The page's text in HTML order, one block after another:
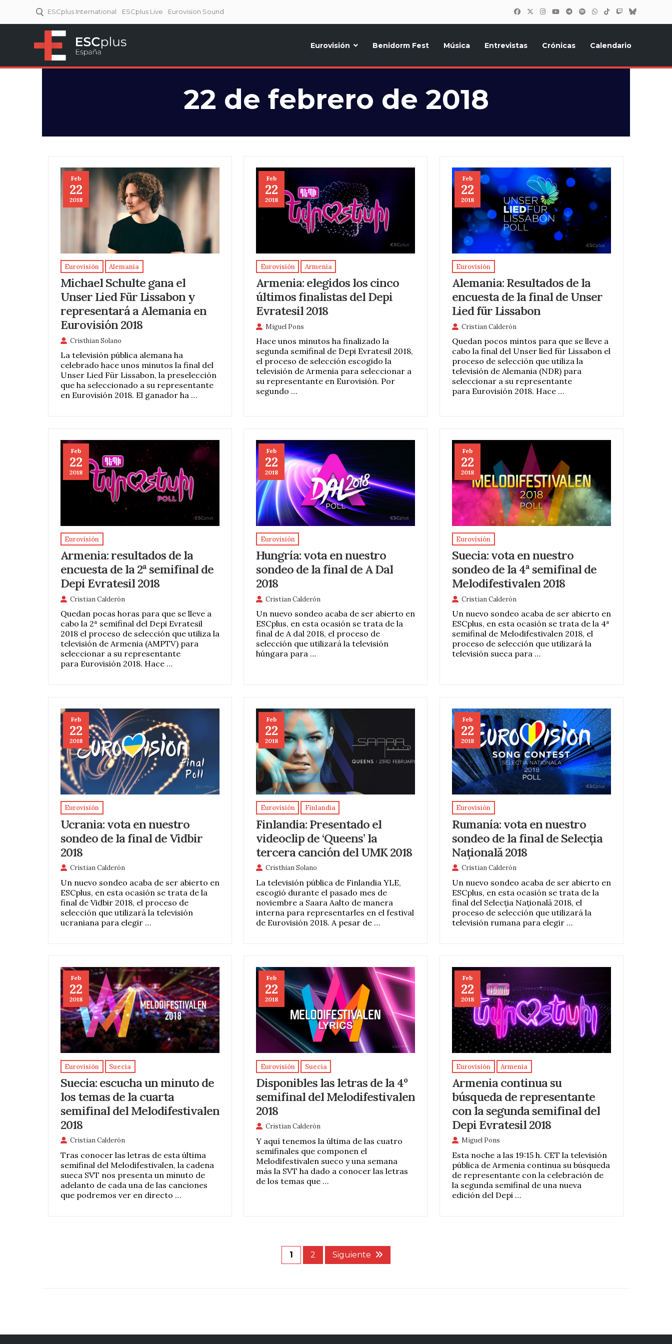
ESCplus International ESCplus Live Eurovision Sound
Eurovisión Benidorm Fest Música Entrevistas Crónicas Calendario
22 de febrero de 2018
Feb
22
2018
Eurovisión Alemania
Michael Schulte gana el
Unser Lied Für Lissabon y
representará a Alemania en
Eurovisión 2018
Cristhian Solano
La televisión pública alemana ha
celebrado hace unos minutos la final del
Unser Lied Für Lissabon, la preselección
que ha seleccionado a su representante
en Eurovisión 2018. El ganador ha …
Feb
22
2018
Eurovisión Armenia
Armenia: elegidos los cinco
últimos finalistas del Depi
Evratesil 2018
Miguel Pons
Hace unos minutos ha finalizado la
segunda semifinal de Depi Evratesil 2018,
el proceso de selección escogido la
televisión de Armenia para seleccionar a
su representante en Eurovisión. Por
segundo …
Feb
22
2018
Eurovisión
Alemania: Resultados de la
encuesta de la final de Unser
Lied für Lissabon
Cristian Calderón
Quedan pocos mintos para que se lleve a
cabo la final del Unser lied für Lissabon el
proceso de selección que utiliza la
televisión de Alemania (NDR) para
seleccionar a su representante
para Eurovisión 2018. Hace …
Feb
22
2018
Eurovisión
Armenia: resultados de la
encuesta de la 2ª semifinal de
Depi Evratesil 2018
Cristian Calderón
Quedan pocas horas para que se lleve a
cabo la 2ª semifinal del Depi Evratesil
2018 el proceso de selección que utiliza la
televisión de Armenia (AMPTV) para
seleccionar a su representante
para Eurovisión 2018. Hace …
Feb
22
2018
Eurovisión
Hungría: vota en nuestro
sondeo de la final de A Dal
2018
Cristian Calderón
Un nuevo sondeo acaba de ser abierto en
ESCplus, en esta ocasión se trata de la
final de A dal 2018, el proceso de
selección que utilizará la televisión
húngara para …
Feb
22
2018
Eurovisión
Suecia: vota en nuestro
sondeo de la 4ª semifinal de
Melodifestivalen 2018
Cristian Calderón
Un nuevo sondeo acaba de ser abierto en
ESCplus, en esta ocasión se trata de la 4ª
semifinal de Melodifestivalen 2018, el
proceso de selección que utilizará la
televisión sueca para …
Feb
22
2018
Eurovisión
Ucrania: vota en nuestro
sondeo de la final de Vidbir
2018
Cristian Calderón
Un nuevo sondeo acaba de ser abierto en
ESCplus, en esta ocasión se trata de la
final de Vidbir 2018, el proceso de
selección que utilizará la televisión
ucraniana para elegir …
Feb
22
2018
Eurovisión Finlandia
Finlandia: Presentado el
videoclip de ‘Queens’ la
tercera canción del UMK 2018
Cristhian Solano
La televisión pública de Finlandia YLE,
escogió durante el pasado mes de
noviembre a Saara Aalto de manera
interna para representarles en el festival
de Eurovisión 2018. A pesar de …
Feb
22
2018
Eurovisión
Rumanía: vota en nuestro
sondeo de la final de Selecția
Națională 2018
Cristian Calderón
Un nuevo sondeo acaba de ser abierto en
ESCplus, en esta ocasión se trata de la
final del Selecția Națională 2018, el
proceso de selección que utilizará la
televisión rumana para elegir …
Feb
22
2018
Eurovisión Suecia
Suecia: escucha un minuto de
los temas de la cuarta
semifinal del Melodifestivalen
2018
Cristian Calderón
Tras conocer las letras de esta última
semifinal del Melodifestivalen, la cadena
sueca SVT nos presenta un minuto de
adelanto de cada una de las canciones
que podremos ver en directo …
Feb
22
2018
Eurovisión Suecia
Disponibles las letras de la 4º
semifinal del Melodifestivalen
2018
Cristian Calderón
Y aquí tenemos la última de las cuatro
semifinales que componen el
Melodifestivalen sueco y una semana
más la SVT ha dado a conocer las letras
de los temas que …
Feb
22
2018
Eurovisión Armenia
Armenia continua su
búsqueda de representante
con la segunda semifinal del
Depi Evratesil 2018
Miguel Pons
Esta noche a las 19:15 h. CET la televisión
pública de Armenia continua su búsqueda
de representante con la celebración de
la segunda semifinal de una nueva
edición del Depi …
1 2 Siguiente